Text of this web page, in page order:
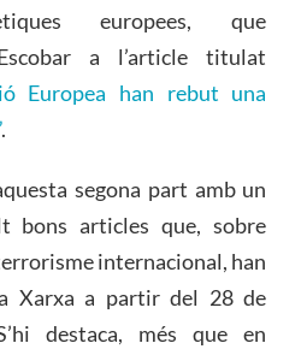
europees, que
a l’article titulat
Europea han rebut una
.
segona part amb un
bons articles que, sobre
internacional, han
Xarxa a partir del 28 de
destaca, més que en